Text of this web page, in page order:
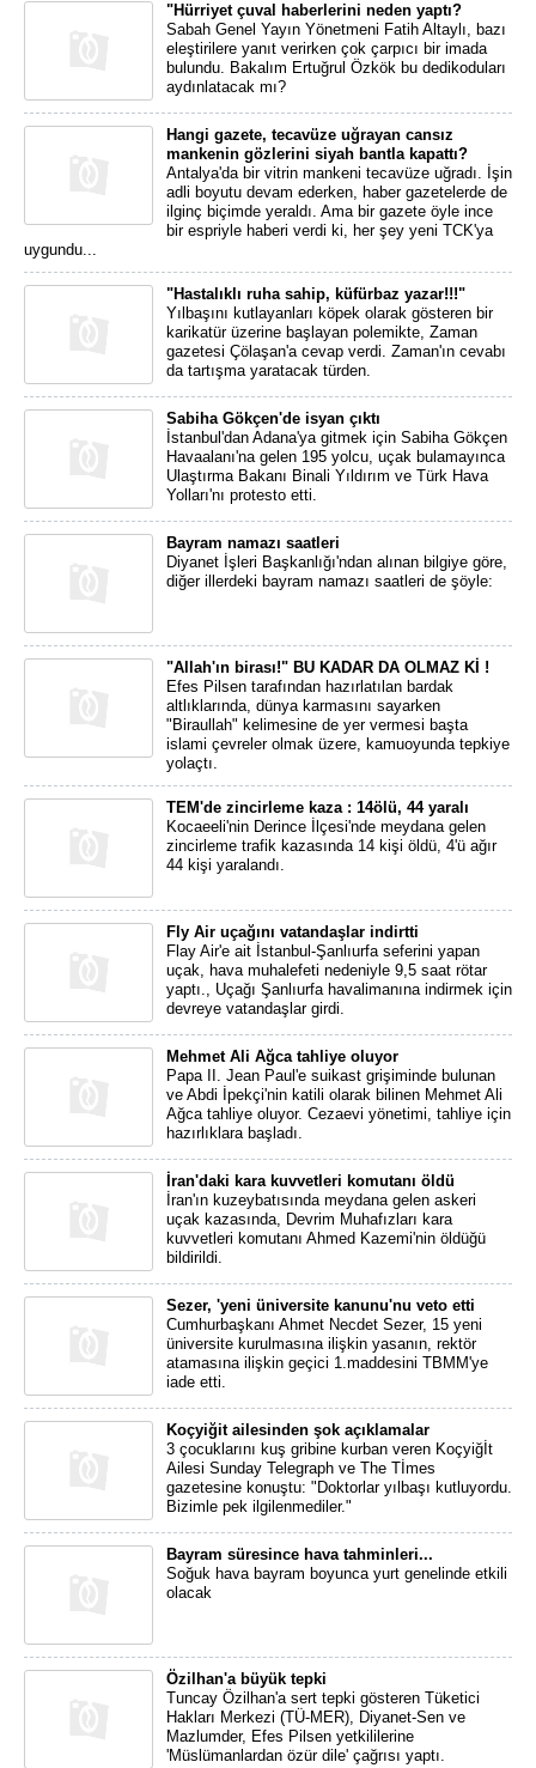
"Hürriyet çuval haberlerini neden yaptı?
Sabah Genel Yayın Yönetmeni Fatih Altaylı, bazı
eleştirilere yanıt verirken çok çarpıcı bir imada
bulundu. Bakalım Ertuğrul Özkök bu dedikoduları
aydınlatacak mı?
Hangi gazete, tecavüze uğrayan cansız
mankenin gözlerini siyah bantla kapattı?
Antalya'da bir vitrin mankeni tecavüze uğradı. İşin
adli boyutu devam ederken, haber gazetelerde de
ilginç biçimde yeraldı. Ama bir gazete öyle ince
bir espriyle haberi verdi ki, her şey yeni TCK'ya
uygundu...
"Hastalıklı ruha sahip, küfürbaz yazar!!!"
Yılbaşını kutlayanları köpek olarak gösteren bir
karikatür üzerine başlayan polemikte, Zaman
gazetesi Çölaşan'a cevap verdi. Zaman'ın cevabı
da tartışma yaratacak türden.
Sabiha Gökçen'de isyan çıktı
İstanbul'dan Adana'ya gitmek için Sabiha Gökçen
Havaalanı'na gelen 195 yolcu, uçak bulamayınca
Ulaştırma Bakanı Binali Yıldırım ve Türk Hava
Yolları'nı protesto etti.
Bayram namazı saatleri
Diyanet İşleri Başkanlığı'ndan alınan bilgiye göre,
diğer illerdeki bayram namazı saatleri de şöyle:
"Allah'ın birası!" BU KADAR DA OLMAZ Kİ !
Efes Pilsen tarafından hazırlatılan bardak
altlıklarında, dünya karmasını sayarken
"Biraullah" kelimesine de yer vermesi başta
islami çevreler olmak üzere, kamuoyunda tepkiye
yolaçtı.
TEM'de zincirleme kaza : 14ölü, 44 yaralı
Kocaeeli'nin Derince İlçesi'nde meydana gelen
zincirleme trafik kazasında 14 kişi öldü, 4'ü ağır
44 kişi yaralandı.
Fly Air uçağını vatandaşlar indirtti
Flay Air'e ait İstanbul-Şanlıurfa seferini yapan
uçak, hava muhalefeti nedeniyle 9,5 saat rötar
yaptı., Uçağı Şanlıurfa havalimanına indirmek için
devreye vatandaşlar girdi.
Mehmet Ali Ağca tahliye oluyor
Papa II. Jean Paul'e suikast grişiminde bulunan
ve Abdi İpekçi'nin katili olarak bilinen Mehmet Ali
Ağca tahliye oluyor. Cezaevi yönetimi, tahliye için
hazırlıklara başladı.
İran'daki kara kuvvetleri komutanı öldü
İran'ın kuzeybatısında meydana gelen askeri
uçak kazasında, Devrim Muhafızları kara
kuvvetleri komutanı Ahmed Kazemi'nin öldüğü
bildirildi.
Sezer, 'yeni üniversite kanunu'nu veto etti
Cumhurbaşkanı Ahmet Necdet Sezer, 15 yeni
üniversite kurulmasına ilişkin yasanın, rektör
atamasına ilişkin geçici 1.maddesini TBMM'ye
iade etti.
Koçyiğit ailesinden şok açıklamalar
3 çocuklarını kuş gribine kurban veren Koçyiğİt
Ailesi Sunday Telegraph ve The Tİmes
gazetesine konuştu: "Doktorlar yılbaşı kutluyordu.
Bizimle pek ilgilenmediler."
Bayram süresince hava tahminleri...
Soğuk hava bayram boyunca yurt genelinde etkili
olacak
Özilhan'a büyük tepki
Tuncay Özilhan'a sert tepki gösteren Tüketici
Hakları Merkezi (TÜ-MER), Diyanet-Sen ve
Mazlumder, Efes Pilsen yetkililerine
'Müslümanlardan özür dile' çağrısı yaptı.